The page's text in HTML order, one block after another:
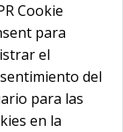
Cookie
para
el
del
para las
en la